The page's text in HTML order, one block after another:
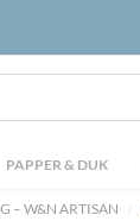
PAPPER & DUK
– W&N ARTISAN